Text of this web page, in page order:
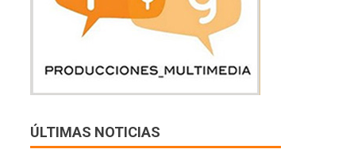
ÚLTIMAS NOTICIAS